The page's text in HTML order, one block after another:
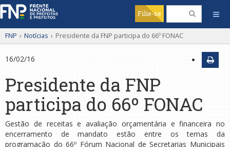
Filie-se
FNP › Notícias › Presidente da FNP participa do 66º FONAC
16/02/16
Presidente da FNP
participa do 66º FONAC
Gestão de receitas e avaliação orçamentária e financeira no
encerramento de mandato estão entre os temas da
programação do 66º Fórum Nacional de Secretarias Municipais